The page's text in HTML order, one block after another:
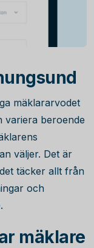
mäklararvodet
variera beroende
väljer. Det är
täcker allt från
och
mäklare